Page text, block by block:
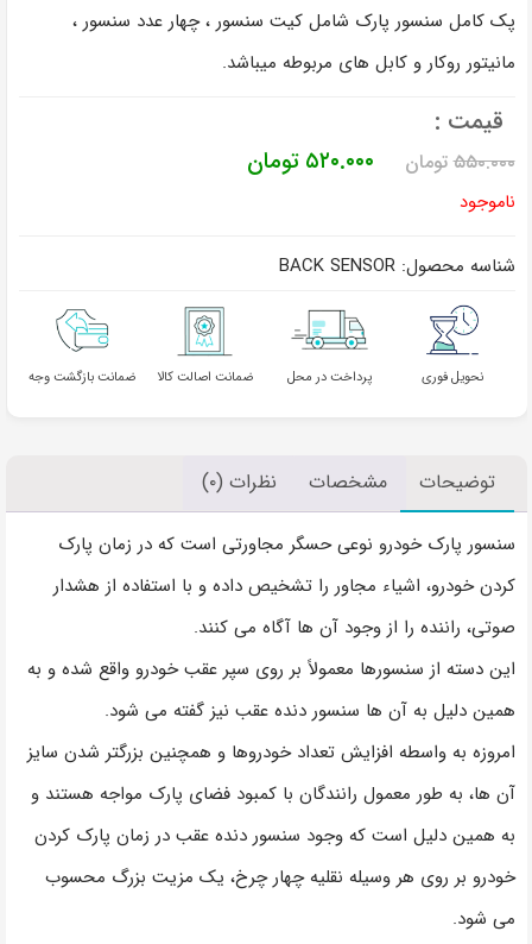
پک کامل سنسور پارک شامل کیت سنسور ، چهار عدد سنسور ،
مانیتور روکار و کابل های مربوطه میباشد.
قیمت :
تومان ۵۵۰.۰۰۰
قیمت
بود.
تومان ۵۲۰.۰۰۰
ناموجود
شناسه محصول:BACK SENSOR
نحویل فوری پرداخت در محل ضمانت اصالت کالا ضمانت بازگشت وجه
توضیحات مشخصات نظرات (۰)
سنسور پارک خودرو نوعی حسگر مجاورتی است که در زمان پارک
کردن خودرو، اشیاء مجاور را تشخیص داده و با استفاده از هشدار
صوتی، راننده را از وجود آن ها آگاه می کنند.
این دسته از سنسورها معمولاً بر روی سپر عقب خودرو واقع شده و به
همین دلیل به آن ها سنسور دنده عقب نیز گفته می شود.
امروزه به واسطه افزایش تعداد خودروها و همچنین بزرگتر شدن سایز
آن ها، به طور معمول رانندگان با کمبود فضای پارک مواجه هستند و
به همین دلیل است که وجود سنسور دنده عقب در زمان پارک کردن
خودرو بر روی هر وسیله نقلیه چهار چرخ، یک مزیت بزرگ محسوب
می شود.